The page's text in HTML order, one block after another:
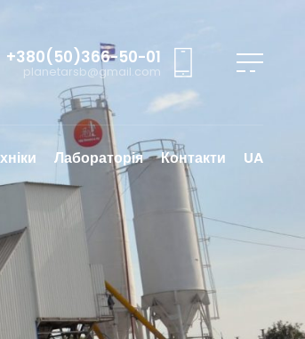
+380(50)366-50-01
planetarsb@gmail.com
Лабораторія Контакти UA